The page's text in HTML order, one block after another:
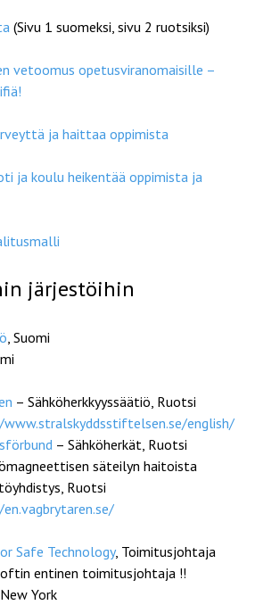
(Sivu 1 suomeksi, sivu 2 ruotsiksi)
vetoomus opetusviranomaisille –
ja haittaa oppimista
ja koulu heikentää oppimista ja
järjestöihin
, Suomi
– Sähköherkkyyssäätiö, Ruotsi
english/
– Sähköherkät, Ruotsi
säteilyn haitoista
Ruotsi
Safe Technology, Toimitusjohtaja
entinen toimitusjohtaja !!
York